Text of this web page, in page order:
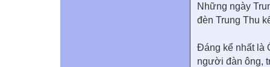
Những ngày
đèn Trung Thu
Đáng kể nhất là
người đàn ông,